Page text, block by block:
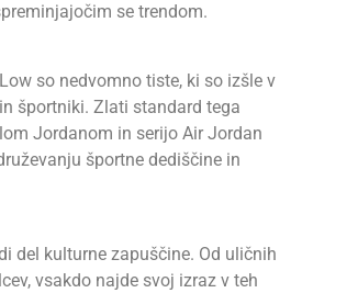
se trendom.
so nedvomno tiste, ki so izšle v
športniki. Zlati standard tega
Jordanom in serijo Air Jordan
športne dediščine in
del kulturne zapuščine. Od uličnih
vsakdo najde svoj izraz v teh